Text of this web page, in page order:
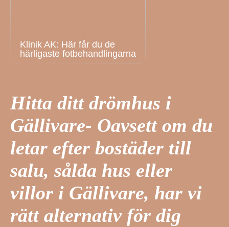
Klinik AK: Här får du de
härligaste fotbehandlingarna
Hitta ditt drömhus i
Gällivare- Oavsett om du
letar efter bostäder till
salu, sålda hus eller
villor i Gällivare, har vi
rätt alternativ för dig